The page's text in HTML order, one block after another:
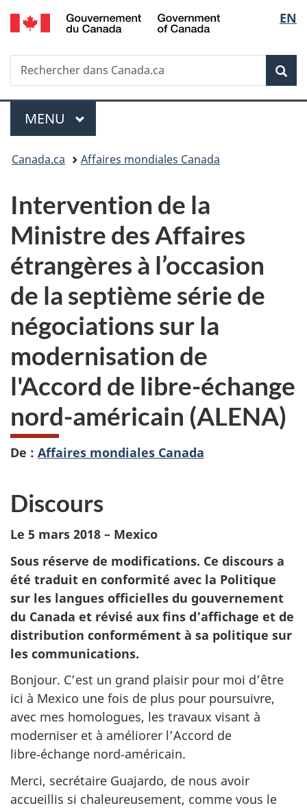
Passer
au
principal
Passer
à
Au
du
Passer
à
version
simplifiée
de
la
EN
Recherche
Rechercher
dans
Menu
MENU PRINCIPAL
Vous
ici :
Canada.ca Affaires mondiales Canada
Intervention de la
Ministre des Affaires
étrangères à l’occasion
de la septième série de
négociations sur la
modernisation de
l'Accord de libre-échange
nord-américain (ALENA)
De : Affaires mondiales Canada
Discours
Le 5 mars 2018 – Mexico
Sous réserve de modifications. Ce discours a
été traduit en conformité avec la Politique
sur les langues officielles du gouvernement
du Canada et révisé aux fins d’affichage et de
distribution conformément à sa politique sur
les communications.
Bonjour. C’est un grand plaisir pour moi d’être
ici à Mexico une fois de plus pour poursuivre,
avec mes homologues, les travaux visant à
moderniser et à améliorer l’Accord de
libre‑échange nord‑américain.
Merci, secrétaire Guajardo, de nous avoir
accueillis si chaleureusement, comme vous le